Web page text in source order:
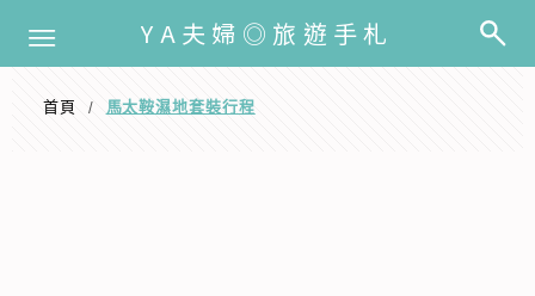
YA夫婦◎旅遊手札
首頁 / 馬太鞍濕地套裝行程